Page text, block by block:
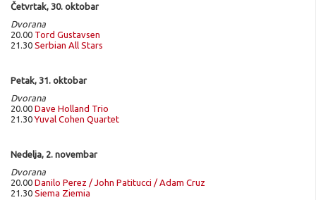
Četvrtak, 30. oktobar
Dvorana
20.00 Tord Gustavsen
21.30 Serbian All Stars
Petak, 31. oktobar
Dvorana
20.00 Dave Holland Trio
21.30Yuval Cohen Quartet
Nedelja, 2. novembar
Dvorana
20.00 Danilo Perez / John Patitucci / Adam Cruz
21.30 Siema Ziemia